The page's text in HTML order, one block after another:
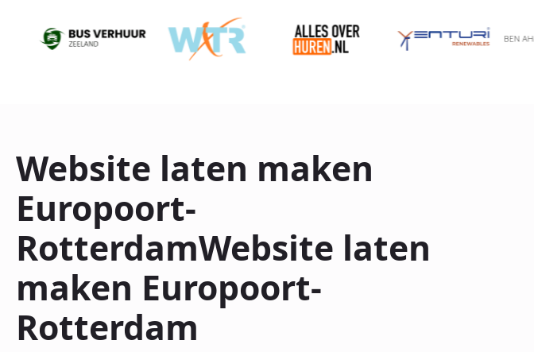
Website laten maken
Europoort-
RotterdamWebsite laten
maken Europoort-
Rotterdam